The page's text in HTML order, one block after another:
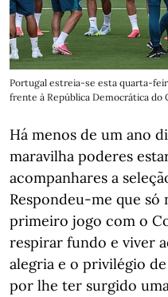
Portugal estreia-se esta quarta-
frente à República Democrática do
Há menos de um ano
maravilha poderes
acompanhares a
Respondeu-me que só
primeiro jogo com o
respirar fundo e viver
alegria e o privilégio
por lhe ter surgido